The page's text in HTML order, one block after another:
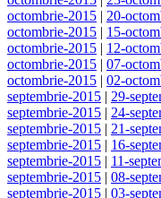
octombrie-2015 | 20-
octombrie-2015 | 15-
octombrie-2015 | 12-
octombrie-2015 | 07-
octombrie-2015 | 02-
septembrie-2015 | 29-
septembrie-2015 | 24-
septembrie-2015 | 21-
septembrie-2015 | 16-
septembrie-2015 | 11-
septembrie-2015 | 08-
septembrie-2015 | 03-